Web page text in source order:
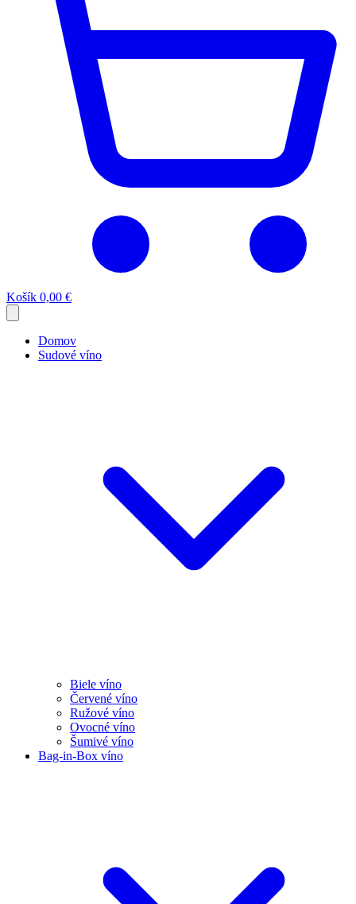
Košík 0,00 €
Domov
Sudové víno
Biele víno
Červené víno
Ružové víno
Ovocné víno
Šumivé víno
Bag-in-Box víno